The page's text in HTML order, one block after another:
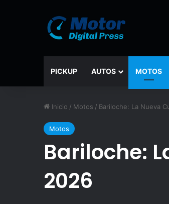
PICKUP AUTOS MOTOS
Inicio / Motos / Bariloche: La Nueva
Motos
Bariloche:
2026